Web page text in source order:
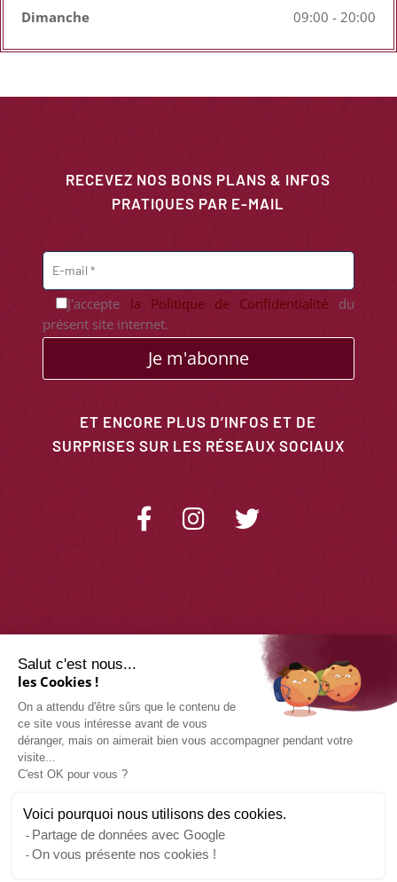
Salut c'est nous...
les Cookies !
On a attendu d'être sûrs que le contenu de
ce site vous intéresse avant de vous
déranger, mais on aimerait bien vous accompagner pendant votre
visite...
C'est OK pour vous ?
Voici pourquoi nous utilisons des cookies.
Partage de données avec Google
On vous présente nos cookies !
Dimanche
09:00 - 20:00
RECEVEZ NOS BONS PLANS & INFOS
PRATIQUES PAR E-MAIL
J'accepte la Politique de Confidentialité du
présent site internet.
Je m'abonne
ET ENCORE PLUS D’INFOS ET DE
SURPRISES SUR LES RÉSEAUX SOCIAUX
CONTACTEZ-NOUS